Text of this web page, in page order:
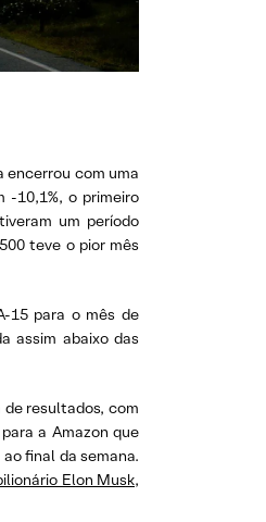
encerrou com uma
-10,1%, o primeiro
um período
teve o pior mês
15 para o mês de
assim abaixo das
de resultados, com
a Amazon que
final da semana.
Elon Musk,